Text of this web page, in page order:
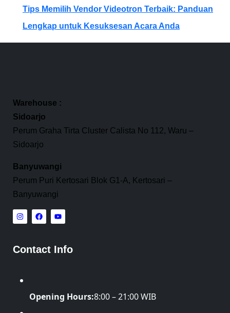
Tips Memilih Vendor Videotron Terbaik: Panduan
Lengkap untuk Kesuksesan Acara Anda
Warehouse :
Sidoarjo
Perum Graha Tirta Cluster Calista No 112, Waru –
Sidoarjo
Banyuwangi
Perum Puri Kertosari Blok G1-A, Kertosari –
Banyuwangi
Contact Info
Opening Hours:8:00 – 21:00 WIB